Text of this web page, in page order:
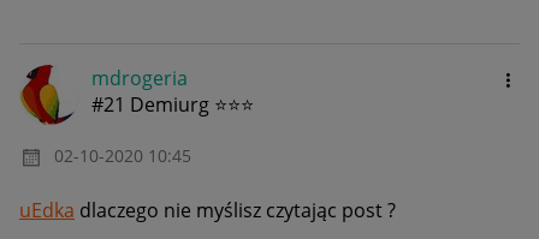
mdrogeria
#21 Demiurg ⭐⭐⭐
‎02-10-2020 10:45
uEdka dlaczego nie myślisz czytając post ?